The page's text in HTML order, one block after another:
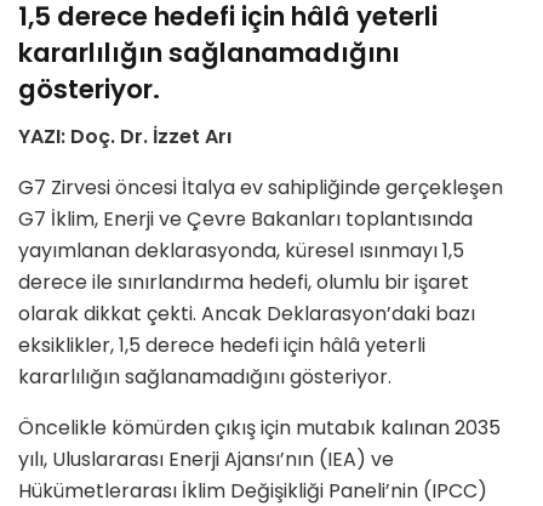
1,5 derece hedefi için hâlâ yeterli
kararlılığın sağlanamadığını
gösteriyor.
YAZI: Doç. Dr. İzzet Arı
G7 Zirvesi öncesi İtalya ev sahipliğinde gerçekleşen
G7 İklim, Enerji ve Çevre Bakanları toplantısında
yayımlanan deklarasyonda, küresel ısınmayı 1,5
derece ile sınırlandırma hedefi, olumlu bir işaret
olarak dikkat çekti. Ancak Deklarasyon’daki bazı
eksiklikler, 1,5 derece hedefi için hâlâ yeterli
kararlılığın sağlanamadığını gösteriyor.
Öncelikle kömürden çıkış için mutabık kalınan 2035
yılı, Uluslararası Enerji Ajansı’nın (IEA) ve
Hükümetlerarası İklim Değişikliği Paneli’nin (IPCC)